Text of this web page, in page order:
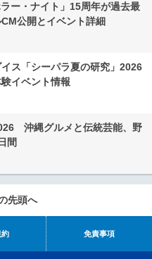
ー・ナイト」15周年が過去最
公開とイベント詳細
ス「シーパラ夏の研究」2026
イベント情報
沖縄グルメと伝統芸能、野
間
先頭へ
約 免責事項